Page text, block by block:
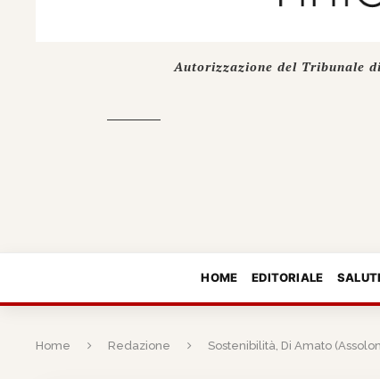
Autorizzazione del Tribunale
HOME EDITORIALE
Home Redazione Sostenibilità, Di Amato